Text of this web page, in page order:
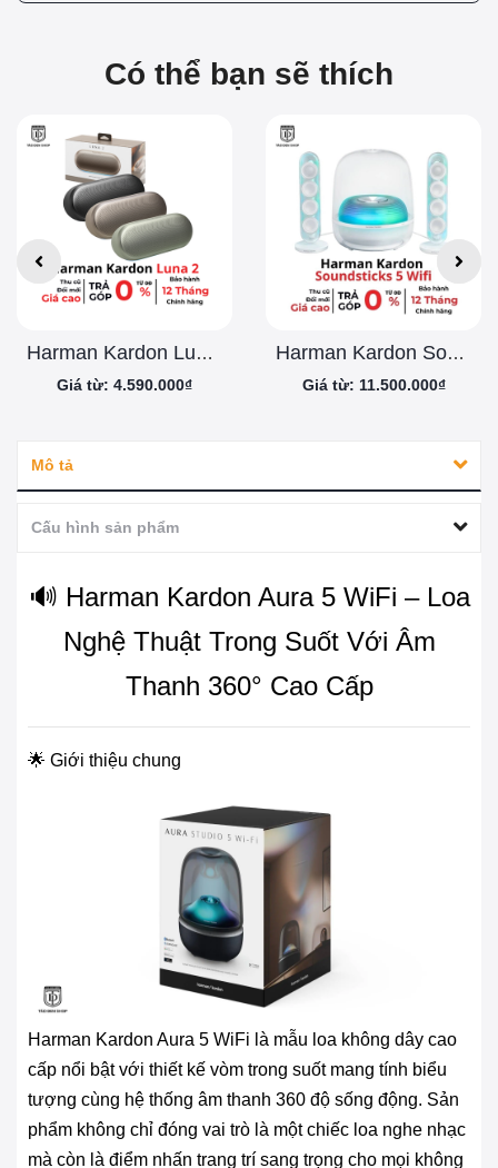
Có thể bạn sẽ thích
Harman Kardon Luna 2 Chính Hãng
Giá từ: 4.590.000₫
Harman Kardon Soundsticks 5 Wifi
Giá từ: 11.500.000₫
Mô tả
Cấu hình sản phẩm
🔊 Harman Kardon Aura 5 WiFi – Loa
Nghệ Thuật Trong Suốt Với Âm
Thanh 360° Cao Cấp
🌟 Giới thiệu chung
Harman Kardon Aura 5 WiFi là mẫu loa không dây cao
cấp nổi bật với thiết kế vòm trong suốt mang tính biểu
tượng cùng hệ thống âm thanh 360 độ sống động. Sản
phẩm không chỉ đóng vai trò là một chiếc loa nghe nhạc
mà còn là điểm nhấn trang trí sang trọng cho mọi không